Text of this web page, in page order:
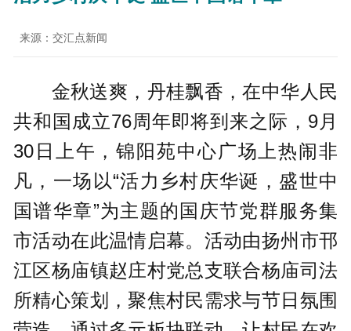
来源：交汇点新闻
金秋送爽，丹桂飘香，在中华人民
共和国成立76周年即将到来之际，9月
30日上午，锦阳苑中心广场上热闹非
凡，一场以“活力乡村庆华诞，盛世中
国谱华章”为主题的国庆节党群服务集
市活动在此温情启幕。活动由扬州市邗
江区杨庙镇赵庄村党总支联合杨庙司法
所精心策划，聚焦村民需求与节日氛围